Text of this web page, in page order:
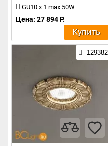
GU10 x 1 max 50W
Цена: 27 894 Р.
Купить
129382